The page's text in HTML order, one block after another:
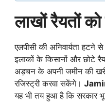
लाखों रैयतों को
एलपीसी की अनिवार्यता हटने
इलाकों के किसानों और छोटे
अड़चन के अपनी जमीन की
रजिस्ट्री करवा सकेंगे।
यह भी तय हुआ है कि सरकार